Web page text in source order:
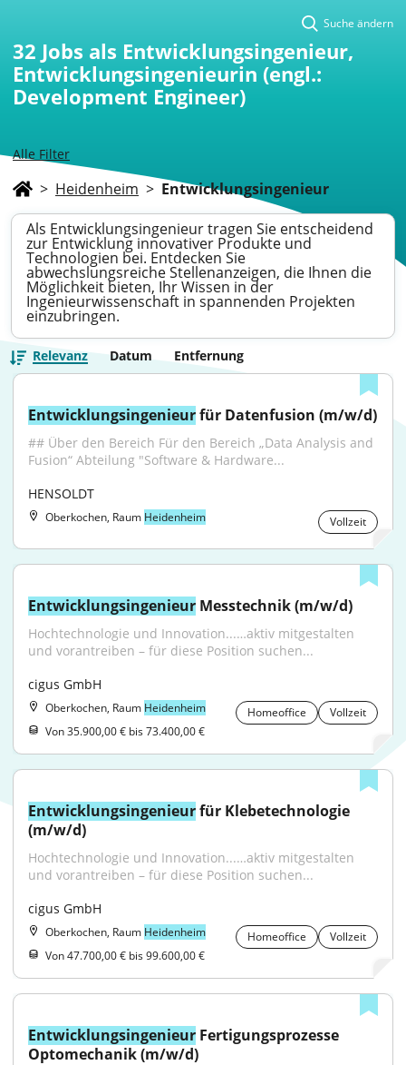
Alle Filter
Suche ändern
32 Jobs als Entwicklungsingenieur,
Entwicklungsingenieurin (engl.:
Development Engineer)
> Heidenheim > Entwicklungsingenieur
Als Entwicklungsingenieur tragen Sie entscheidend
zur Entwicklung innovativer Produkte und
Technologien bei. Entdecken Sie
abwechslungsreiche Stellenanzeigen, die Ihnen die
Möglichkeit bieten, Ihr Wissen in der
Ingenieurwissenschaft in spannenden Projekten
einzubringen.
Relevanz Datum Entfernung
Entwicklungsingenieur für Datenfusion (m/w/d)
## Über den Bereich Für den Bereich „Data Analysis and
Fusion“ Abteilung "Software & Hardware...
HENSOLDT
Oberkochen, Raum Heidenheim Vollzeit
Entwicklungsingenieur Messtechnik (m/w/d)
Hochtechnologie und Innovation...…aktiv mitgestalten
und vorantreiben – für diese Position suchen...
cigus GmbH
Oberkochen, Raum Heidenheim Homeoffice
Vollzeit
Von 35.900,00 € bis 73.400,00 €
Entwicklungsingenieur für Klebetechnologie
(m/w/d)
Hochtechnologie und Innovation...…aktiv mitgestalten
und vorantreiben – für diese Position suchen...
cigus GmbH
Oberkochen, Raum Heidenheim Homeoffice
Vollzeit
Von 47.700,00 € bis 99.600,00 €
Entwicklungsingenieur Fertigungsprozesse
Optomechanik (m/w/d)